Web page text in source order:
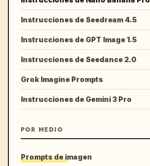
Instrucciones de Seedream 4.5
Instrucciones de GPT Image 1.5
Instrucciones de Seedance 2.0
Grok Imagine Prompts
Instrucciones de Gemini 3 Pro
POR MEDIO
Prompts de imagen